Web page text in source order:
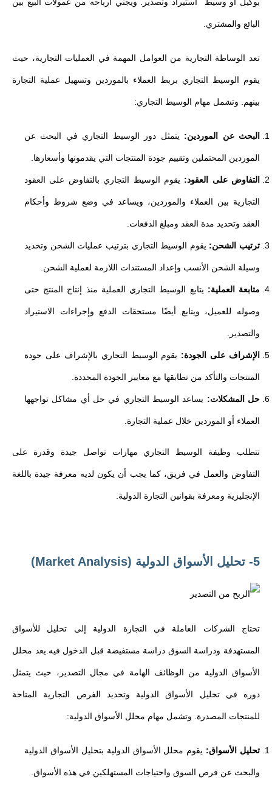
البائع والمشتري.
تعد الوساطة التجارية من العوامل المهمة في العمليات التجارية، حيث
يقوم الوسيط التجاري بربط العملاء بالموردين وتسهيل عملية التجارة
بينهم. وتشمل مهام الوسيط التجاري:
البحث عن الموردين: يتمثل دور الوسيط التجاري في البحث عن
الموردين المحتملين وتقييم جودة المنتجات التي يقدمونها وأسعارها.
التفاوض على العقود: يقوم الوسيط التجاري بالتفاوض على العقود
التجارية بين العملاء والموردين، ويساعد في وضع شروط وأحكام
العقد وتحديد مدة العقد ومبلغ الدفعات.
ترتيب الشحن: يقوم الوسيط التجاري بترتيب عمليات الشحن وتحديد
وسيلة الشحن الأنسب وإعداد المستندات اللازمة لعملية الشحن.
متابعة العملية: يتابع الوسيط التجاري العملية منذ إنتاج المنتج حتى
وصوله للعميل، ويتابع أيضًا مستحقات الدفع وإجراءات الاستيراد
والتصدير.
الإشراف على الجودة: يقوم الوسيط التجاري بالإشراف على جودة
المنتجات والتأكد من تطابقها مع معايير الجودة المحددة.
حل المشكلات: يساعد الوسيط التجاري في حل أي مشاكل تواجهها
العملاء أو الموردين خلال عملية التجارة.
تتطلب وظيفة الوسيط التجاري مهارات تواصل جيدة وقدرة على
التفاوض والعمل في فريق، كما يجب أن يكون لديه معرفة جيدة باللغة
الإنجليزية ومعرفة بقوانين التجارة الدولية.
5- تحليل الأسواق الدولية (Market Analysis)
تحتاج الشركات العاملة في التجارة الدولية إلى تحليل للأسواق
المستهدفة ودراسة السوق دراسة مستفيضة قبل الدخول فيه.يعد محلل
الأسواق الدولية من الوظائف الهامة في مجال التصدير، حيث يتمثل
دوره في تحليل الأسواق الدولية وتحديد الفرص التجارية المتاحة
للمنتجات المصدرة. وتشمل مهام محلل الأسواق الدولية:
تحليل الأسواق: يقوم محلل الأسواق الدولية بتحليل الأسواق الدولية
والبحث عن فرص السوق واحتياجات المستهلكين في هذه الأسواق.